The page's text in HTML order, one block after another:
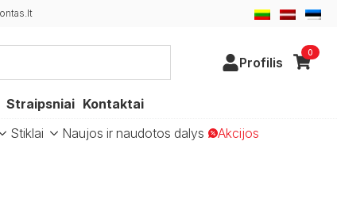
Profilis
0
Straipsniai Kontaktai
Stiklai Naujos ir naudotos dalys Akcijos